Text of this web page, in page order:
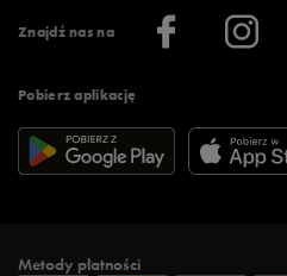
Znajdź nas na
Pobierz aplikację
Więcej regulaminów >
Informacje o firmie
Metody płatności